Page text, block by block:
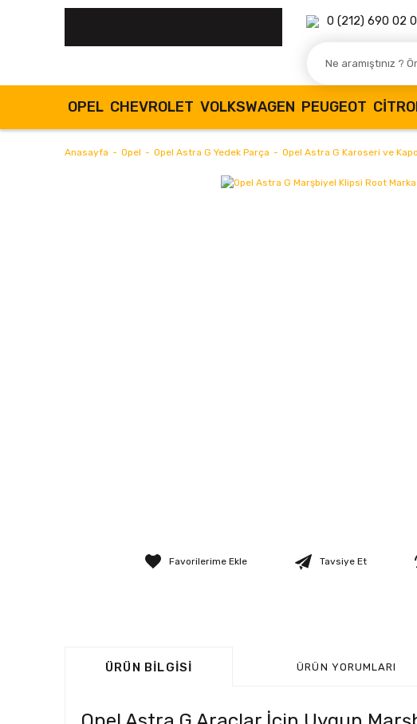
0 (212) 690 02
OPEL CHEVROLET VOLKSWAGEN PEUGEOT
Anasayfa Opel Opel Astra G Yedek Parça Opel Astra G Karoseri ve
Tavsiye Et
ÜRÜN BILGISI ÜRÜN YORUMLARI